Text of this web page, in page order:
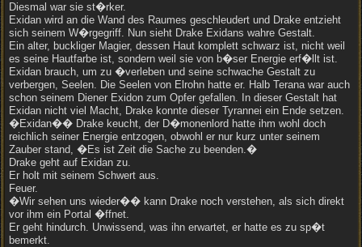
Diesmal war sie st�rker.
Exidan wird an die Wand des Raumes geschleudert und Drake entzieht
sich seinem W�rgegriff. Nun sieht Drake Exidans wahre Gestalt.
Ein alter, buckliger Magier, dessen Haut komplett schwarz ist, nicht weil
es seine Hautfarbe ist, sondern weil sie von b�ser Energie erf�llt ist.
Exidan brauch, um zu �verleben und seine schwache Gestalt zu
verbergen, Seelen. Die Seelen von Elrohn hatte er. Halb Terana war auch
schon seinem Diener Exidon zum Opfer gefallen. In dieser Gestalt hat
Exidan nicht viel Macht, Drake konnte dieser Tyrannei ein Ende setzen.
�Exidan�� Drake keucht, der D�monenlord hatte ihm wohl doch
reichlich seiner Energie entzogen, obwohl er nur kurz unter seinem
Zauber stand, �Es ist Zeit die Sache zu beenden.�
Drake geht auf Exidan zu.
Er holt mit seinem Schwert aus.
Feuer.
�Wir sehen uns wieder�� kann Drake noch verstehen, als sich direkt
vor ihm ein Portal �ffnet.
Er geht hindurch. Unwissend, was ihn erwartet, er hatte es zu sp�t
bemerkt.